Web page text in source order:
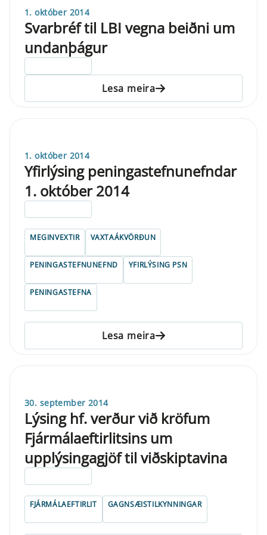
1. október 2014
Svarbréf til LBI vegna beiðni um
undanþágur
Lesa meira
1. október 2014
Yfirlýsing peningastefnunefndar
1. október 2014
MEGINVEXTIR VAXTAÁKVÖRÐUN
PENINGASTEFNUNEFND YFIRLÝSING PSN
PENINGASTEFNA
Lesa meira
30. september 2014
Lýsing hf. verður við kröfum
Fjármálaeftirlitsins um
upplýsingagjöf til viðskiptavina
FJÁRMÁLAEFTIRLIT GAGNSÆISTILKYNNINGAR